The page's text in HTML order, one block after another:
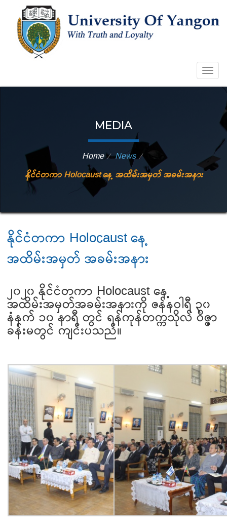
MEDIA
Home ⁄ News ⁄
နိုင်ငံတကာ Holocaust နေ့ အထိမ်းအမှတ် အခမ်းအနား
နိုင်ငံတကာ Holocaust နေ့
အထိမ်းအမှတ် အခမ်းအနား
၂၀၂၀ နိုင်ငံတကာ Holocaust နေ့
အထိမ်းအမှတ်အခမ်းအနားကို ဇန်နဝါရီ ၃၀
နံနက် ၁၀ နာရီ တွင် ရန်ကုန်တက္ကသိုလ် ဝိဇ္ဇာ
ခန်းမတွင် ကျင်းပသည်။